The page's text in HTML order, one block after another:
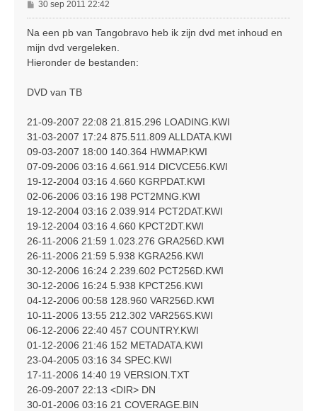
B
e
c
h
30 sep 2011 22:42
Na een pb van Tangobravo heb ik zijn dvd met inhoud en
mijn dvd vergeleken.
Hieronder de bestanden:
DVD van TB
21-09-2007 22:08 21.815.296 LOADING.KWI
31-03-2007 17:24 875.511.809 ALLDATA.KWI
09-03-2007 18:00 140.364 HWMAP.KWI
07-09-2006 03:16 4.661.914 DICVCE56.KWI
19-12-2004 03:16 4.660 KGRPDAT.KWI
02-06-2006 03:16 198 PCT2MNG.KWI
19-12-2004 03:16 2.039.914 PCT2DAT.KWI
19-12-2004 03:16 4.660 KPCT2DT.KWI
26-11-2006 21:59 1.023.276 GRA256D.KWI
26-11-2006 21:59 5.938 KGRA256.KWI
30-12-2006 16:24 2.239.602 PCT256D.KWI
30-12-2006 16:24 5.938 KPCT256.KWI
04-12-2006 00:58 128.960 VAR256D.KWI
10-11-2006 13:55 212.302 VAR256S.KWI
06-12-2006 22:40 457 COUNTRY.KWI
01-12-2006 21:46 152 METADATA.KWI
23-04-2005 03:16 34 SPEC.KWI
17-11-2006 14:40 19 VERSION.TXT
26-09-2007 22:13 <DIR> DN
30-01-2006 03:16 21 COVERAGE.BIN